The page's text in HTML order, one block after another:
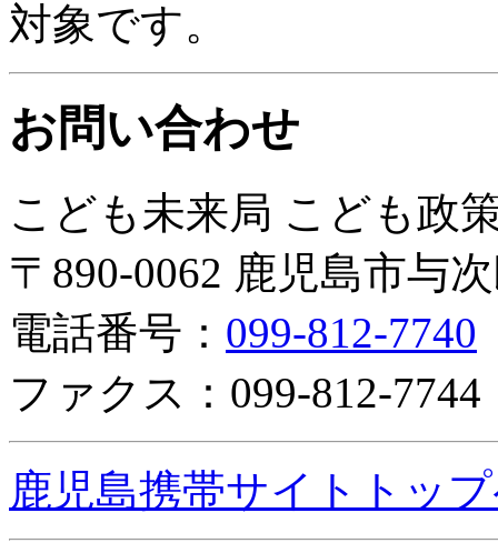
対象です。
お問い合わせ
こども未来局 こども政
〒890-0062 鹿児島市与
電話番号： 099-812-7740
ファクス：099-812-7744
鹿児島携帯サイトトッ